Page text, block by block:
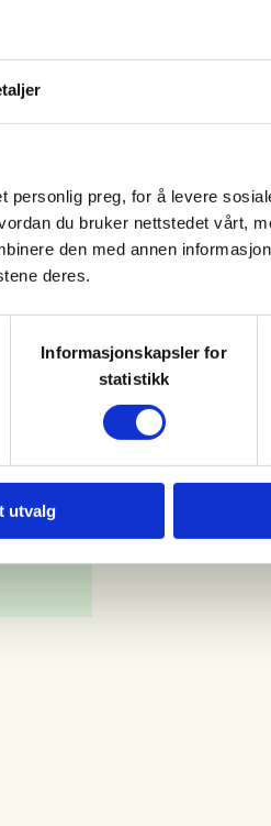
preg, for å levere
du bruker nettstedet vårt,
den med annen
deres.
Informasjonskapsler for
statistikk
utvalg
Arrangør